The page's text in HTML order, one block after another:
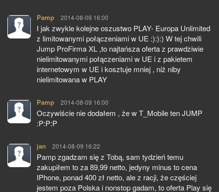
Pamp pisze:
2014-08-09 16:00
I jak zwykle kolejne oszustwo PLAY- Europa Unlimited
z limitowanymi połączeniami w UE :):):) W tej chwili
Jump ProFirma XL ,to najtańsza oferta z prawdziwie
nielimitowanymi połączeniami w UE i z pakietem
internetowym w UE i kosztuje mniej , niż niby
nielimitowana w PLAY
Pamp pisze:
2014-08-09 16:00
Oczywiście nie dodałem , że w T_Mobile ten JUMP
:P:P:P
jan pisze:
2014-08-09 16:22
Pamp zgadzam się z Tobą, sam tydzień temu
zakupiłem to za 89,99 netto, jedyny minus to cena
IPhone, ponad 400 zł netto, ale z racji, że częściej
jestem poza Polska i nonstop gadam, to oferta Play się